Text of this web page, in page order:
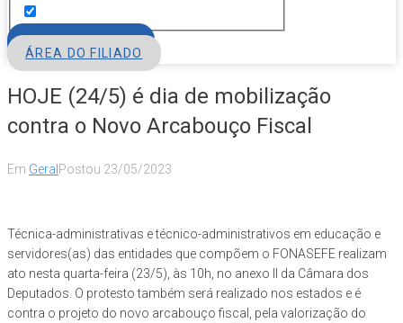
ÁREA DO FILIADO
HOJE (24/5) é dia de mobilização
contra o Novo Arcabouço Fiscal
Em Geral Postou 23/05/2023
Técnica-administrativas e técnico-administrativos em educação e
servidores(as) das entidades que compõem o FONASEFE realizam
ato nesta quarta-feira (23/5), às 10h, no anexo II da Câmara dos
Deputados. O protesto também será realizado nos estados e é
contra o projeto do novo arcabouço fiscal, pela valorização do